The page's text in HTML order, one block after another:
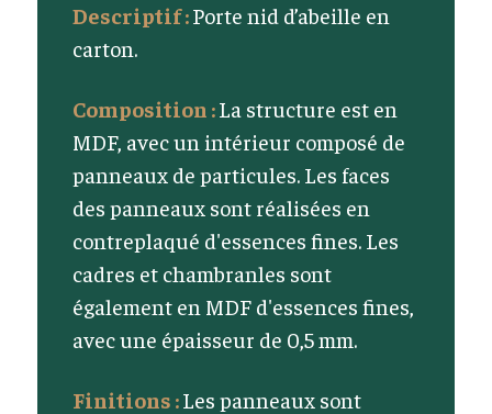
Descriptif :Porte nid d’abeille en
carton.
Composition :La structure est en
MDF, avec un intérieur composé de
panneaux de particules. Les faces
des panneaux sont réalisées en
contreplaqué d'essences fines. Les
cadres et chambranles sont
également en MDF d'essences fines,
avec une épaisseur de 0,5 mm.
Finitions :Les panneaux sont